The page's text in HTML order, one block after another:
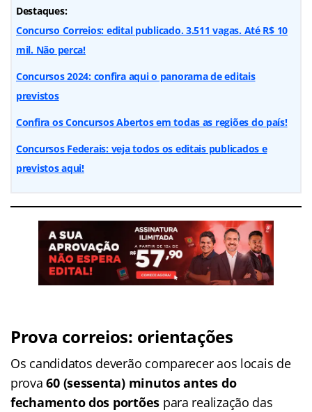
Destaques:
Concurso Correios: edital publicado. 3.511 vagas. Até R$ 10
mil. Não perca!
Concursos 2024: confira aqui o panorama de editais
previstos
Confira os Concursos Abertos em todas as regiões do país!
Concursos Federais: veja todos os editais publicados e
previstos aqui!
Prova correios: orientações
Os candidatos deverão comparecer aos locais de
prova 60 (sessenta) minutos antes do
fechamento dos portões para realização das